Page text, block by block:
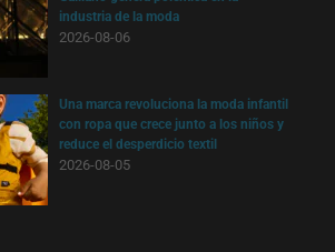
industria de la moda
2026-08-06
Una marca revoluciona la moda infantil
con ropa que crece junto a los niños y
reduce el desperdicio textil
2026-08-05